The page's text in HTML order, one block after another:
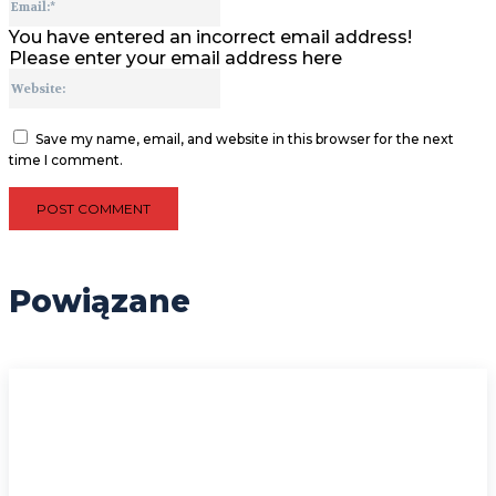
You have entered an incorrect email address!
Please enter your email address here
Save my name, email, and website in this browser for the next
time I comment.
Powiązane